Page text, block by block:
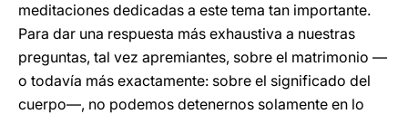
meditaciones dedicadas a este tema tan importante.
Para dar una respuesta más exhaustiva a nuestras
preguntas, tal vez apremiantes, sobre el matrimonio —
o todavía más exactamente: sobre el significado del
cuerpo—, no podemos detenernos solamente en lo